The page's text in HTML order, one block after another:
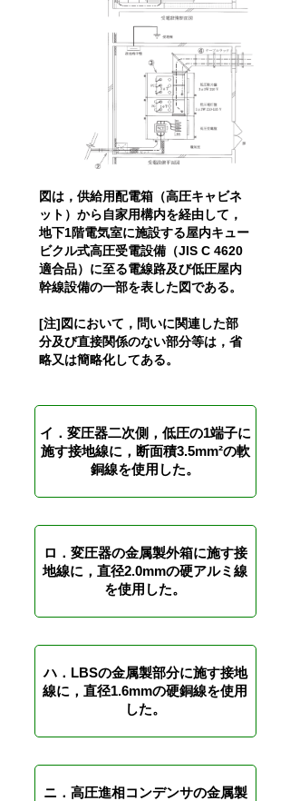
図は，供給用配電箱（高圧キャビネ
ット）から自家用構内を経由して，
地下1階電気室に施設する屋内キュー
ビクル式高圧受電設備（JIS C 4620
適合品）に至る電線路及び低圧屋内
幹線設備の一部を表した図である。
[注]図において，問いに関連した部
分及び直接関係のない部分等は，省
略又は簡略化してある。
イ．変圧器二次側，低圧の1端子に
施す接地線に，断面積3.5mm²の軟
銅線を使用した。
ロ．変圧器の金属製外箱に施す接
地線に，直径2.0mmの硬アルミ線
を使用した。
ハ．LBSの金属製部分に施す接地
線に，直径1.6mmの硬銅線を使用
した。
ニ．高圧進相コンデンサの金属製